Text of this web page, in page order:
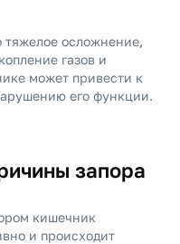
тяжелое осложнение,
газов и
может привести к
его функции.
запора
кишечник
и происходит